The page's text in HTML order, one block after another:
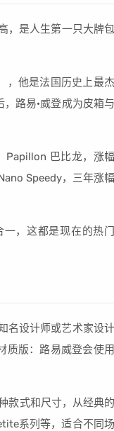
，是人生第一只大牌包
，他是法国历史上最杰
路易·威登成为皮箱与
Papillon 巴比龙，涨幅
Speedy，三年涨幅
，这都是现在的热门
名设计师或艺术家设计
质版：路易威登会使用
款式和尺寸，从经典的
系列等，适合不同场